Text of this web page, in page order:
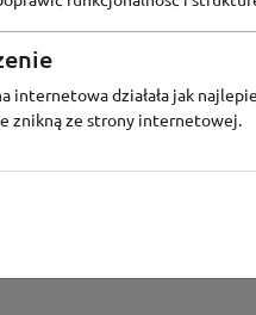
internetowa działała jak
znikną ze strony internetowej.